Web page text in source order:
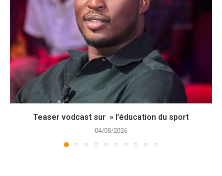
Teaser vodcast sur » l’éducation du sport
04/08/2026